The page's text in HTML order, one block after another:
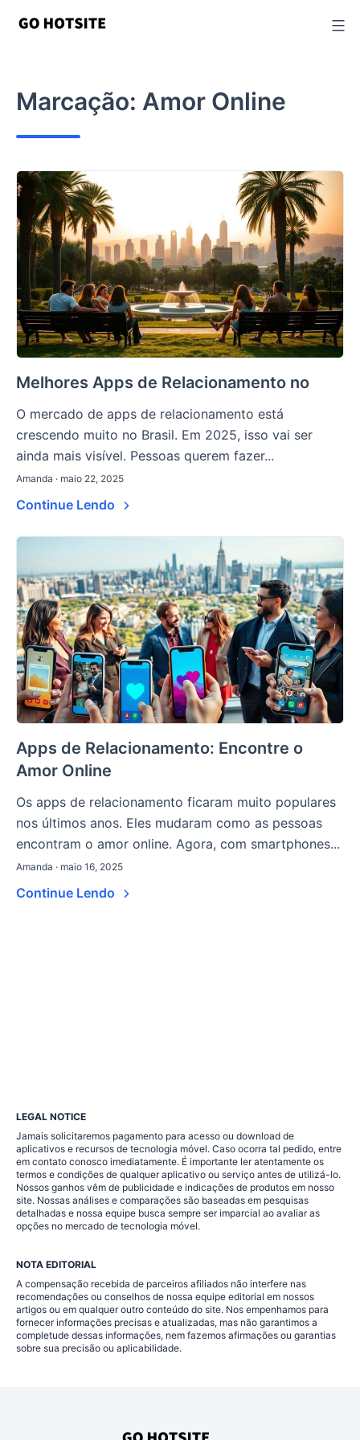
Marcação: Amor Online
Melhores Apps de Relacionamento no
O mercado de apps de relacionamento está
crescendo muito no Brasil. Em 2025, isso vai ser
ainda mais visível. Pessoas querem fazer...
Amanda · maio 22, 2025
Continue Lendo
Apps de Relacionamento: Encontre o
Amor Online
Os apps de relacionamento ficaram muito populares
nos últimos anos. Eles mudaram como as pessoas
encontram o amor online. Agora, com smartphones...
Amanda · maio 16, 2025
Continue Lendo
LEGAL NOTICE
Jamais solicitaremos pagamento para acesso ou download de
aplicativos e recursos de tecnologia móvel. Caso ocorra tal pedido, entre
em contato conosco imediatamente. É importante ler atentamente os
termos e condições de qualquer aplicativo ou serviço antes de utilizá-lo.
Nossos ganhos vêm de publicidade e indicações de produtos em nosso
site. Nossas análises e comparações são baseadas em pesquisas
detalhadas e nossa equipe busca sempre ser imparcial ao avaliar as
opções no mercado de tecnologia móvel.
NOTA EDITORIAL
A compensação recebida de parceiros afiliados não interfere nas
recomendações ou conselhos de nossa equipe editorial em nossos
artigos ou em qualquer outro conteúdo do site. Nos empenhamos para
fornecer informações precisas e atualizadas, mas não garantimos a
completude dessas informações, nem fazemos afirmações ou garantias
sobre sua precisão ou aplicabilidade.